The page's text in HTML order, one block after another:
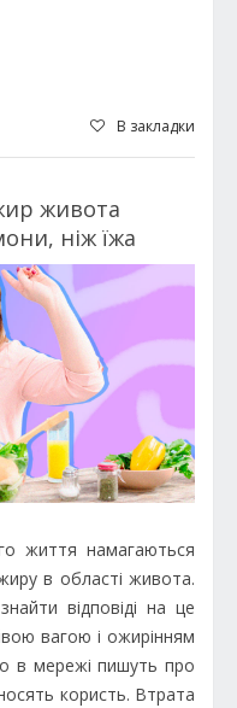
В закладки
живота
ніж їжа
життя намагаються
в області живота.
відповіді на це
вагою і ожирінням
в мережі пишуть про
користь. Втрата